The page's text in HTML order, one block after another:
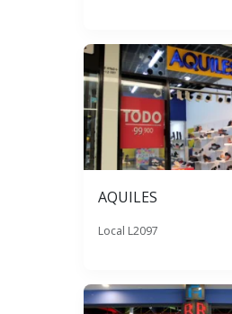
AQUILES
Local L2097